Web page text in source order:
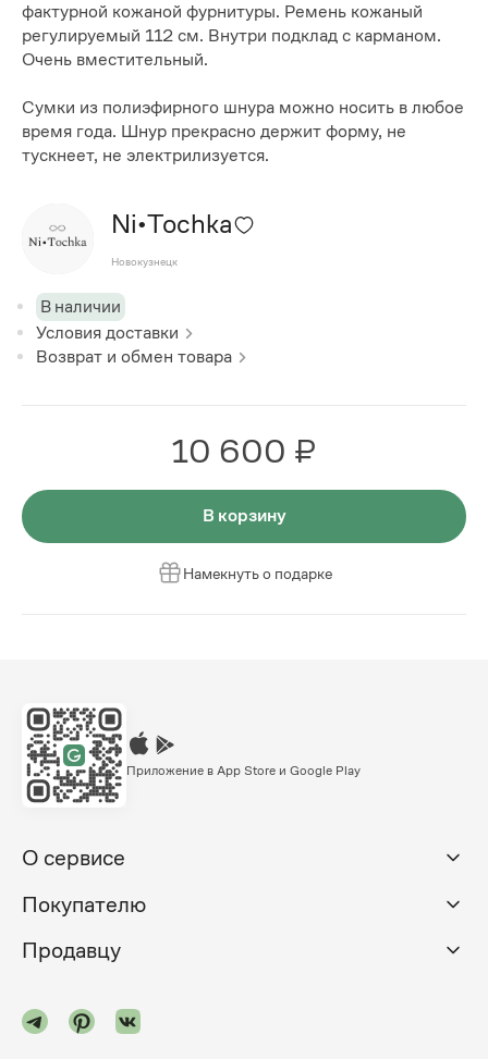
фактурной кожаной фурнитуры. Ремень кожаный
регулируемый 112 см. Внутри подклад с карманом.
Очень вместительный.
Сумки из полиэфирного шнура можно носить в любое
время года. Шнур прекрасно держит форму, не
тускнеет, не электрилизуется.
Ni•Tochka
Новокузнецк
В наличии
Условия доставки
Возврат и обмен товара
10 600 ₽
В корзину
Намекнуть о подарке
Приложение в App Store и Google Play
О сервисе
Покупателю
Продавцу